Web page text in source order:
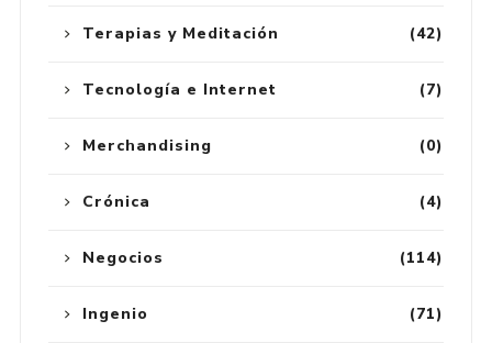
(42)
Terapias y Meditación
(7)
Tecnología e Internet
(0)
Merchandising
(4)
Crónica
(114)
Negocios
(71)
Ingenio